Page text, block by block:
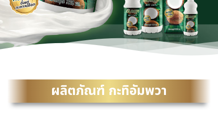
ผลิตภัณฑ์ กะทิอัมพวา